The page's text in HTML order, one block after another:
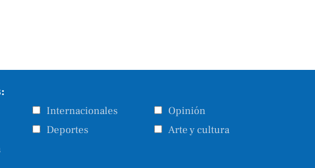
Internacionales
Opinión
Deportes
Arte y cultura